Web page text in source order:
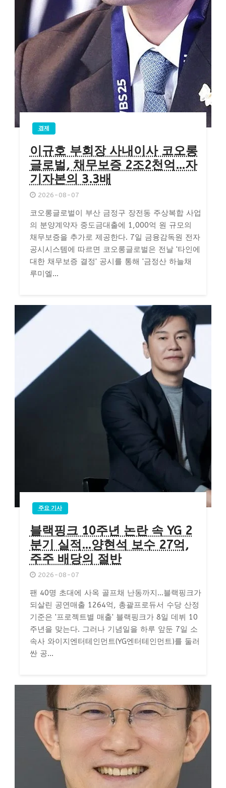
경제
이규호 부회장 사내이사 코오롱
글로벌, 채무보증 2조2천억…자
기자본의 3.3배
2026-08-07
코오롱글로벌이 부산 금정구 장전동 주상복합 사업
의 분양계약자 중도금대출에 1,000억 원 규모의
채무보증을 추가로 제공한다. 7일 금융감독원 전자
공시시스템에 따르면 코오롱글로벌은 전날 '타인에
대한 채무보증 결정' 공시를 통해 '금정산 하늘채
루미엘...
주요 기사
블랙핑크 10주년 논란 속 YG 2
분기 실적…양현석 보수 27억,
주주 배당의 절반
2026-08-07
팬 40명 초대에 사옥 골프채 난동까지…블랙핑크가
되살린 공연매출 1264억, 총괄프로듀서 수당 산정
기준은 '프로젝트별 매출' 블랙핑크가 8일 데뷔 10
주년을 맞는다. 그러나 기념일을 하루 앞둔 7일 소
속사 와이지엔터테인먼트(YG엔터테인먼트)를 둘러
싼 공...